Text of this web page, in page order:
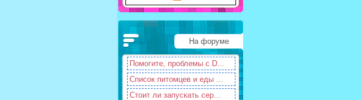
На форуме
Помогите, проблемы с D...
Список питомцев и еды ...
Стоит ли запускать сер...